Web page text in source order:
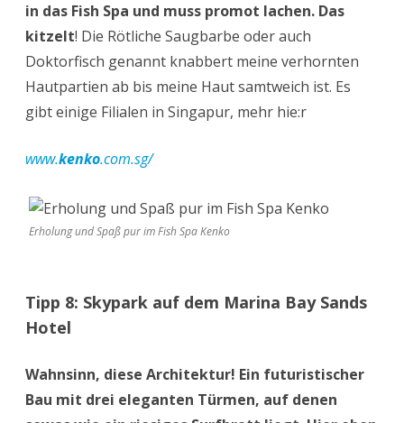
in das Fish Spa und muss promot lachen. Das
kitzelt! Die Rötliche Saugbarbe oder auch
Doktorfisch genannt knabbert meine verhornten
Hautpartien ab bis meine Haut samtweich ist. Es
gibt einige Filialen in Singapur, mehr hie:r
www.kenko.com.sg/
Erholung und Spaß pur im Fish Spa Kenko
Tipp 8: Skypark auf dem Marina Bay Sands
Hotel
Wahnsinn, diese Architektur! Ein futuristischer
Bau mit drei eleganten Türmen, auf denen